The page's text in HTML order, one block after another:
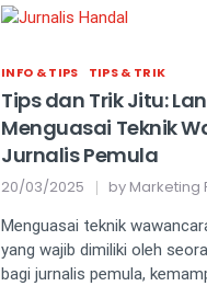
INFO & TIPS TIPS & TRIK
Tips dan Trik Jitu:
Menguasai Teknik
Jurnalis Pemula
20/03/2025 by Marketing
Menguasai teknik
yang wajib dimiliki oleh
bagi jurnalis pemula,